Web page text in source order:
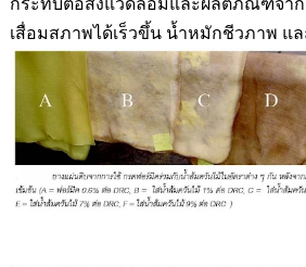
กระทบต่อสิ่งแวดล้อมและผลิตภัณฑ์จาก
เสื่อมสภาพได้เร็วขึ้น น้ำหมักชีวภาพ แ